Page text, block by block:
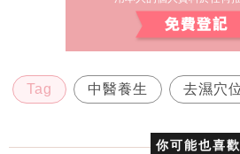
Tag 中醫養生 去濕穴
你可能也喜歡